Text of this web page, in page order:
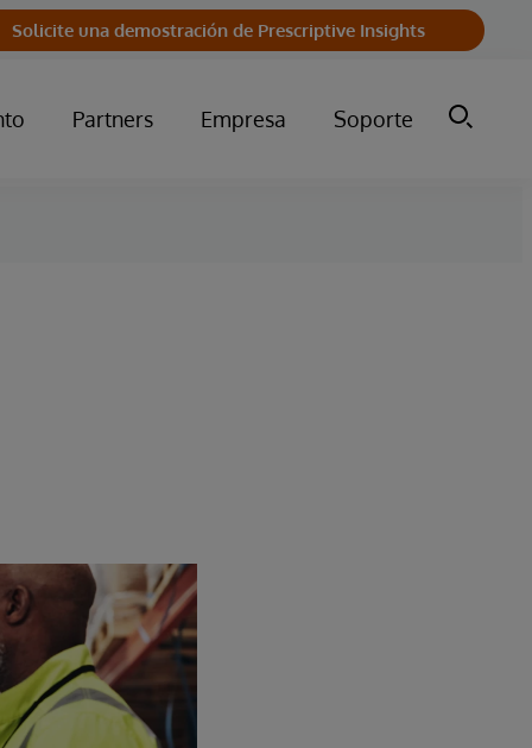
Solicite una demostración de Prescriptive Insights
Partners Empresa Soporte